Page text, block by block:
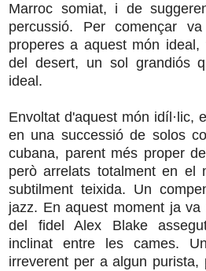
Marroc somiat, i de
percussió. Per començar
properes a aquest món ideal,
del desert, un sol grandiós
ideal.
Envoltat d'aquest món idíl·lic,
en una successió de solos
cubana, parent més proper
però arrelats totalment en el
subtilment teixida. Un
jazz. En aquest moment ja
del fidel Alex Blake
inclinat entre les cames.
irreverent per a algun purista,